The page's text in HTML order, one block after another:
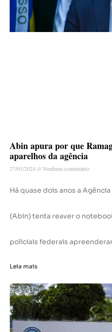
Abin apura por que
aparelhos da agência
27/01/2024 Nenhum comentário
Há quase dois anos a
(Abin) tenta reaver o
policiais federais
Leia mais